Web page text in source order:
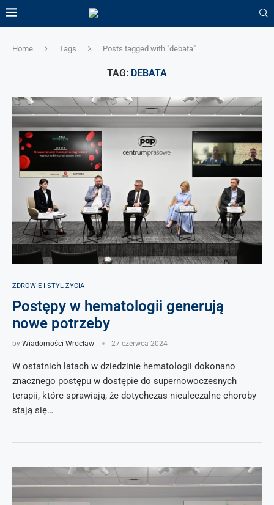
Home Tags Posts tagged with "debata"
TAG: DEBATA
ZDROWIE I STYL ŻYCIA
Postępy w hematologii generują
nowe potrzeby
by Wiadomości Wrocław 27 czerwca 2024
W ostatnich latach w dziedzinie hematologii dokonano
znacznego postępu w dostępie do supernowoczesnych
terapii, które sprawiają, że dotychczas nieuleczalne choroby
stają się…